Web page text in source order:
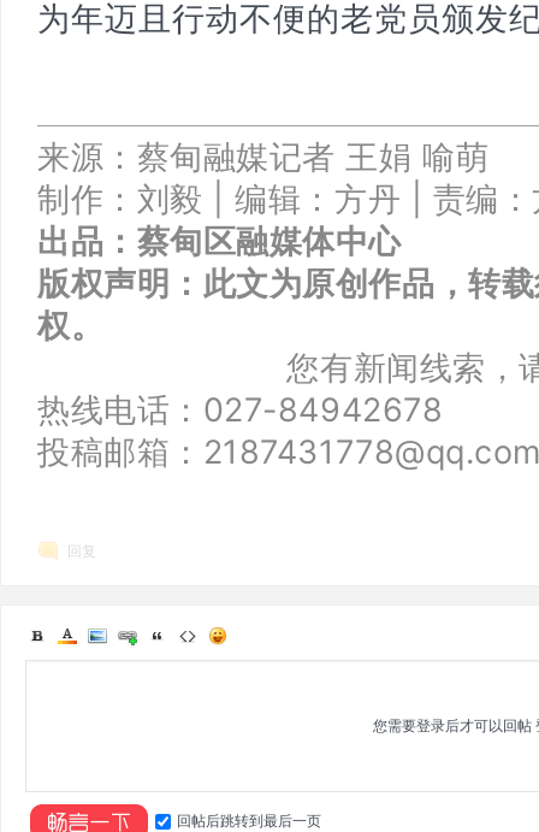
为年迈且行动不便的老党员颁发
来源：蔡甸融媒记者 王娟 喻萌
制作：刘毅 |编辑：方丹 | 责编
出品： 蔡甸区融媒体中心
版权声明：此文为原创作品，转
权。
您有新闻线索，
热线电话：027-84942678
投稿邮箱：
回复
您需要登录后才可以回帖
回帖后跳转到最后一页